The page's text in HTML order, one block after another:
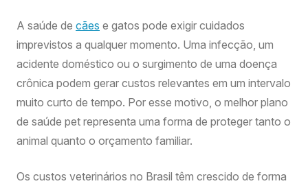
A saúde de cães e gatos pode exigir cuidados
imprevistos a qualquer momento. Uma infecção, um
acidente doméstico ou o surgimento de uma doença
crônica podem gerar custos relevantes em um intervalo
muito curto de tempo. Por esse motivo, o melhor plano
de saúde pet representa uma forma de proteger tanto o
animal quanto o orçamento familiar.
Os custos veterinários no Brasil têm crescido de forma